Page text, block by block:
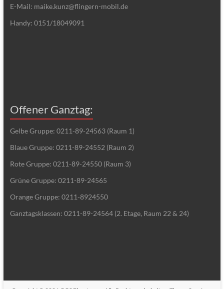
E-Mail: maike.kunz@flingern-mobil.de
Handy: 0151/18049091
Offener Ganztag:
Gelbe Gruppe: 0211-89-24563 (Raum 1)
Blaue Gruppe: 0211-89-24552 (Raum 2)
Rote Gruppe: 0211-89-24550 (Raum 3)
Grüne Gruppe: 0211-89-24565
Orange Gruppe: 0211-8924550
Ganztagsklassen: 0211-89-24564 (2. Etage, Raum 22 & 24)